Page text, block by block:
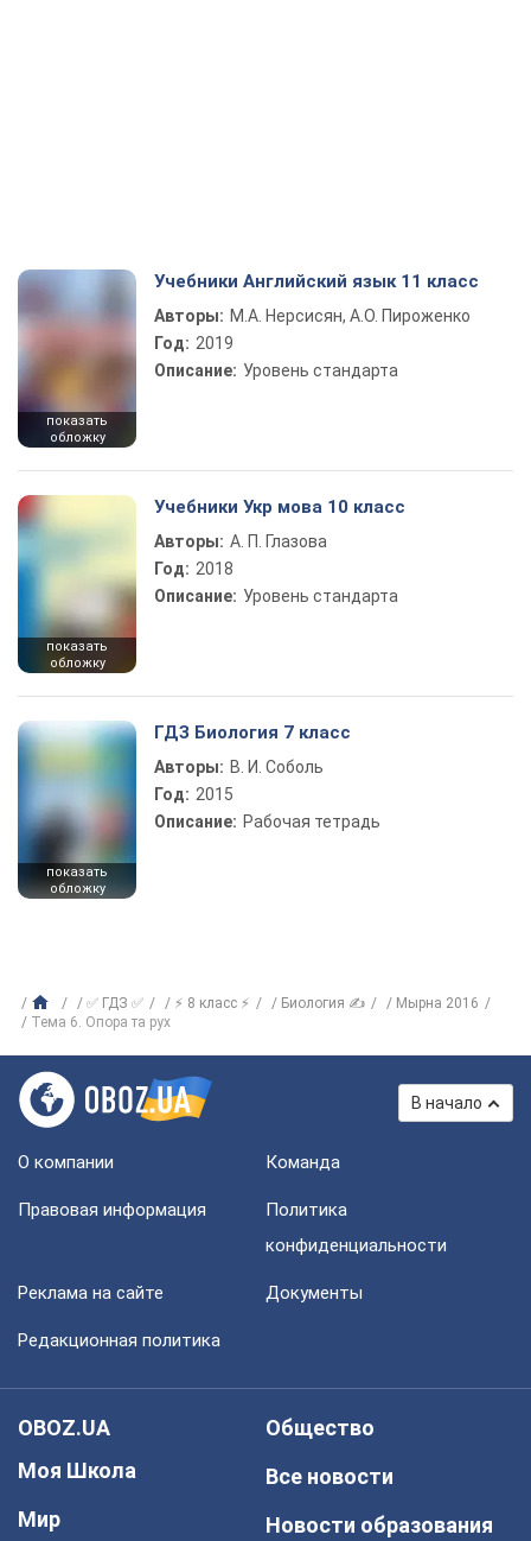
показать
обложку
Учебники Английский язык 11 класс
Авторы: М.А. Нерсисян, А.О. Пироженко
Год: 2019
Описание: Уровень стандарта
показать
обложку
Учебники Укр мова 10 класс
Авторы: А. П. Глазова
Год: 2018
Описание: Уровень стандарта
показать
обложку
ГДЗ Биология 7 класс
Авторы: В. И. Соболь
Год: 2015
Описание: Рабочая тетрадь
✅ ГДЗ ✅ ⚡ 8 класс ⚡ Биология ✍
Мырна 2016
Тема 6. Опора та рух
В начало
О компании Команда
Правовая информация
Политика
конфиденциальности
Реклама на сайте Документы
Редакционная политика
OBOZ.UA
Моя Школа
Мир
Общество
Все новости
Новости образования